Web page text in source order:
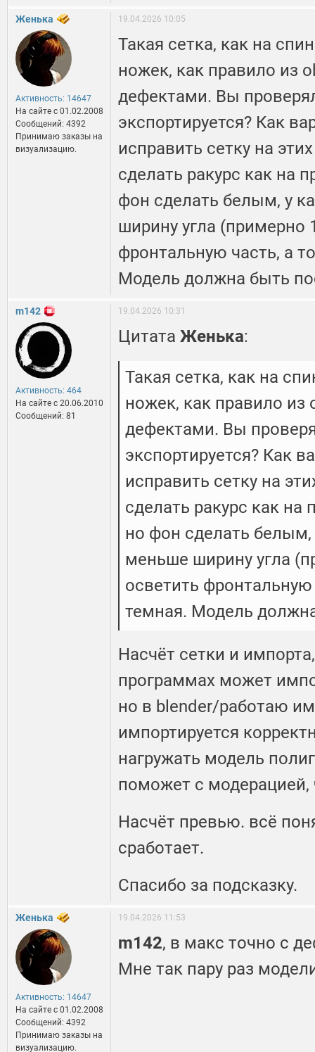
Женька
Активность: 14647
На сайте c 01.02.2008
Сообщений: 4392
Принимаю заказы на
визуализацию.
19.04.2026 10:05
Такая сетка, как на
ножек, как правило из
дефектами. Вы
экспортируется? Как
исправить сетку на
сделать ракурс как на
фон сделать белым, у
ширину угла (примерно
фронтальную часть, а
Модель должна быть
m142
Активность: 464
На сайте c 20.06.2010
Сообщений: 81
19.04.2026 10:31
Цитата Женька:
Такая сетка, как на
ножек, как правило из
дефектами. Вы
экспортируется? Как
исправить сетку на
сделать ракурс как
но фон сделать
меньше ширину угла
осветить
темная. Модель
Насчёт сетки и
программах может
но в blender/работаю
импортируется
нагружать модель
поможет с
Насчёт превью. всё
сработает.
Спасибо за подсказку.
Женька
Активность: 14647
На сайте c 01.02.2008
Сообщений: 4392
Принимаю заказы на
визуализацию.
19.04.2026 11:53
m142, в макс точно с
Мне так пару раз